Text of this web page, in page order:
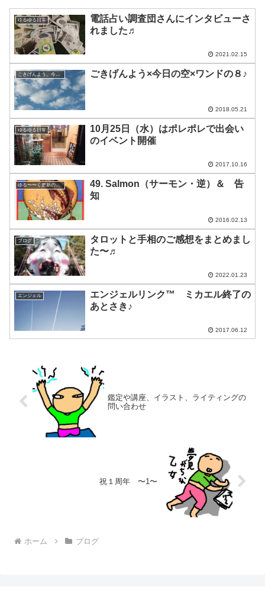
ゆるゆる日常
電話占い調査団さんにインタビューさ
れました♬
2021.02.15
ごきげんよう、今日の空 ごきげんよう×今日の空×ワンドの８♪
2018.05.21
ゆるゆる日常
10月25日（水）はポレポレで出会い
のイベント開催
2017.10.16
ゆる〜〜く更新の日めくり
49. Salmon（サーモン・逆）＆ 告
知
2016.02.13
ブログ
タロットと手相のご感想をまとめまし
た〜♬
2022.01.23
エンジェル
エンジェルリンク™ ミカエル終了の
あとさき♪
2017.06.12
鑑定や講座、イラスト、ライティングの
問い合わせ
祝１周年 〜1〜
ホーム ブログ